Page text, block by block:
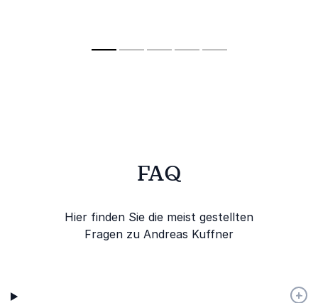
anziehen und Erfolg
FAQ
Hier finden Sie die meist gestellten
Fragen zu Andreas Kuffner
+
-